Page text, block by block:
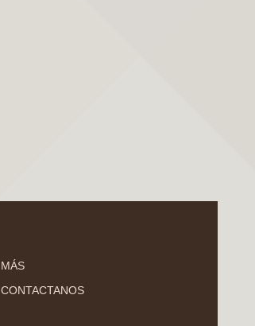
MÁS
CONTACTANOS